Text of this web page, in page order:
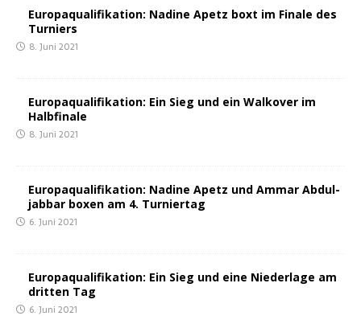
Euro­pa­qua­li­fi­ka­ti­on: Nadi­ne Apetz boxt im Fina­le des
Turniers
8. Juni 2021
Euro­pa­qua­li­fi­ka­ti­on: Ein Sieg und ein Wal­ko­ver im
Halbfinale
8. Juni 2021
Euro­pa­qua­li­fi­ka­ti­on: Nadi­ne Apetz und Ammar Abdul­
jab­bar boxen am 4. Turniertag
6. Juni 2021
Euro­pa­qua­li­fi­ka­ti­on: Ein Sieg und eine Nie­der­la­ge am
drit­ten Tag
6. Juni 2021